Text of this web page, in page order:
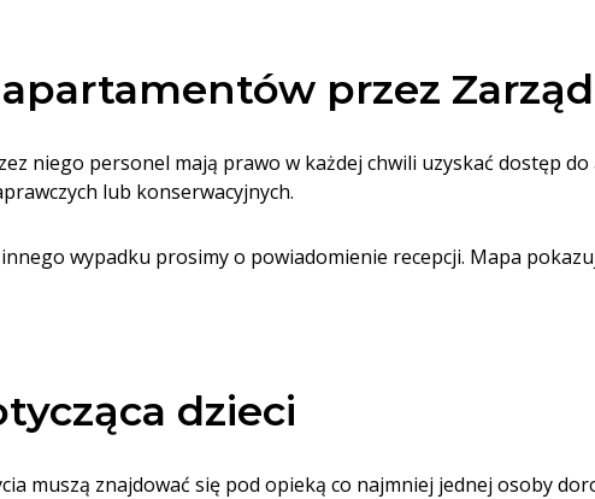
przez Zarząd
niego personel mają prawo w każdej chwili uzyskać dostęp
lub konserwacyjnych.
wypadku prosimy o powiadomienie recepcji. Mapa
dzieci
muszą znajdować się pod opieką co najmniej jednej osoby